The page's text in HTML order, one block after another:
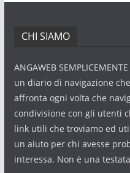
CHI SIAMO
ANGAWEB
un diario di navigazione
affronta ogni volta che
condivisione con gli utenti
link utili che troviamo ed
un aiuto per chi avesse
interessa. Non è una